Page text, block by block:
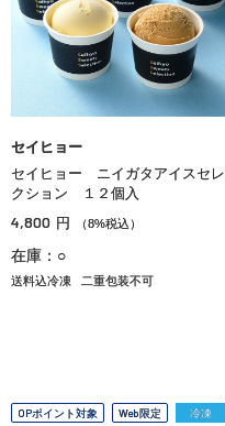
セイヒョー
セイヒョー ニイガタアイスセレ
クション １２個入
4,800 円 （8%税込）
在庫：○
送料込冷凍 二重包装不可
OPポイント対象 Web限定 冷凍